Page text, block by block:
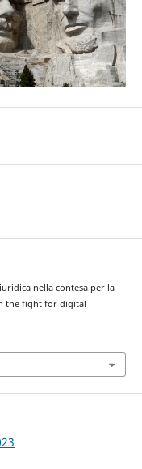
nella contesa per la
the fight for digital